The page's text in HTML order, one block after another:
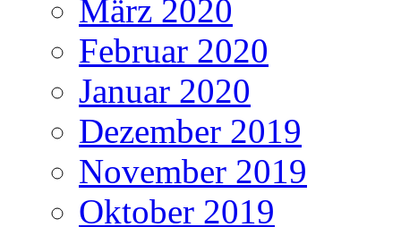
März 2020
Februar 2020
Januar 2020
Dezember 2019
November 2019
Oktober 2019